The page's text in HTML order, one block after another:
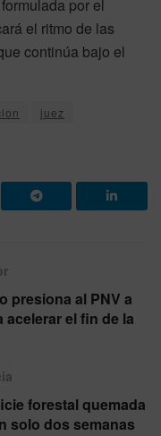
por el
el ritmo de las
continúa bajo el
juez
presiona al PNV a
el fin de la
forestal quemada
solo dos semanas